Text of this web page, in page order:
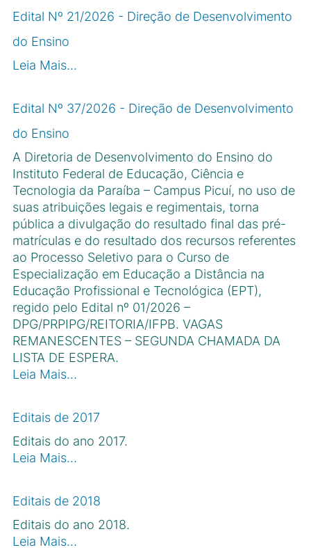
Edital Nº 21/2026 - Direção de Desenvolvimento
do Ensino
Leia Mais…
Edital Nº 37/2026 - Direção de Desenvolvimento
do Ensino
A Diretoria de Desenvolvimento do Ensino do
Instituto Federal de Educação, Ciência e
Tecnologia da Paraíba – Campus Picuí, no uso de
suas atribuições legais e regimentais, torna
pública a divulgação do resultado final das pré-
matrículas e do resultado dos recursos referentes
ao Processo Seletivo para o Curso de
Especialização em Educação a Distância na
Educação Profissional e Tecnológica (EPT),
regido pelo Edital nº 01/2026 –
DPG/PRPIPG/REITORIA/IFPB. VAGAS
REMANESCENTES – SEGUNDA CHAMADA DA
LISTA DE ESPERA.
Leia Mais…
Editais de 2017
Editais do ano 2017.
Leia Mais…
Editais de 2018
Editais do ano 2018.
Leia Mais…